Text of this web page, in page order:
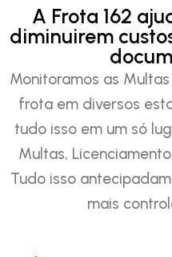
A Frota 162
diminuirem
Monitoramos as
frota em diversos
tudo isso em um só
Multas,
Tudo isso
mais